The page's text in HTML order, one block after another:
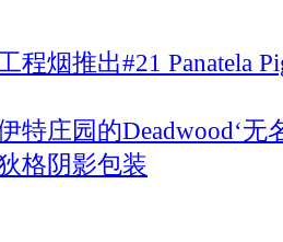
程烟推出#21 Panatela
特庄园的Deadwood‘无
格阴影包装